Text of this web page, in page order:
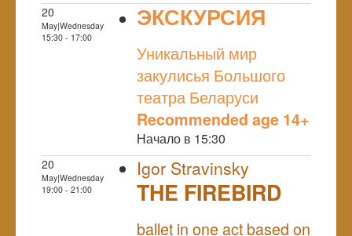
20
May|Wednesday
15:30 - 17:00
ЭКСКУРСИЯ
Уникальный мир
закулисья Большого
театра Беларуси
Recommended age 14+
Начало в 15:30
20
May|Wednesday
19:00 - 21:00
Igor Stravinsky
THE FIREBIRD
ballet in one act based on